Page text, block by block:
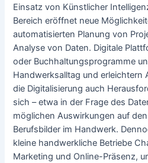
Einsatz von Künstlicher
Bereich eröffnet neue
automatisierten Planung von
Analyse von Daten. Digitale
oder Buchhaltungsprogramme
Handwerksalltag und erleichtern
die Digitalisierung auch
sich – etwa in der Frage des
möglichen Auswirkungen auf
Berufsbilder im Handwerk.
kleine handwerkliche Betriebe
Marketing und Online-Präsenz,